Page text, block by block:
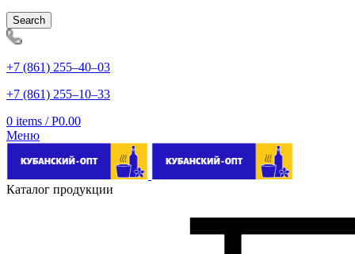
Search
+7 (861) 255‒40‒03
+7 (861) 255‒10‒33
0 items / Р0.00
Меню
Каталог продукции